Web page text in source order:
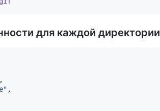
для каждой директории
,
" ,